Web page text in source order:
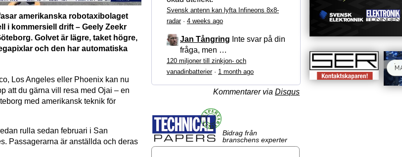
amerikanska robotaxibolaget
i kommersiell drift – Geely Zeekr
Golvet är lägre, taket högre,
och den har automatiska
Los Angeles eller Phoenix kan nu
att du gärna vill resa med Ojai – en
med amerikansk teknik för
rulla sedan februari i San
Passagerarna är anställda och deras
Svensk antenn kan lyfta Infineons 8x8-
radar· 4 weeks ago
Jan Tångring Inte svar på din
fråga, men …
120 miljoner till zinkjon- och
vanadinbatterier· 1 month ago
Kommentarer via Disqus
Bidrag från
branschens experter